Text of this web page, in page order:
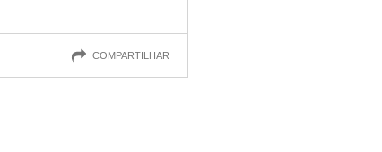
COMPARTILHAR